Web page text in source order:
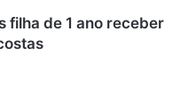
filha de 1 ano receber